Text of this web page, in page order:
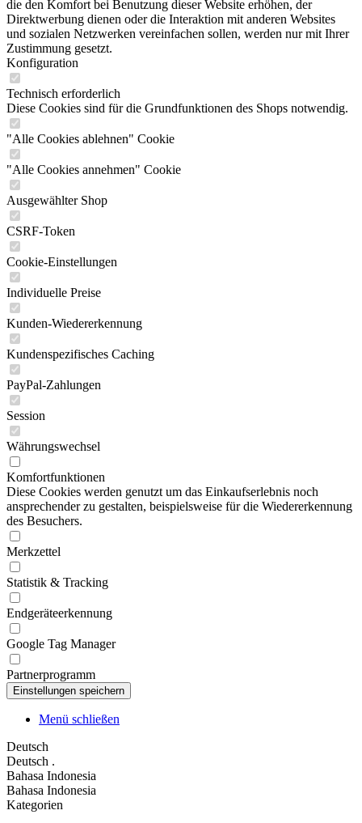
die den Komfort bei Benutzung dieser Website erhöhen, der
Direktwerbung dienen oder die Interaktion mit anderen Websites
und sozialen Netzwerken vereinfachen sollen, werden nur mit Ihrer
Zustimmung gesetzt.
Konfiguration
Technisch erforderlich
Diese Cookies sind für die Grundfunktionen des Shops notwendig.
"Alle Cookies ablehnen" Cookie
"Alle Cookies annehmen" Cookie
Ausgewählter Shop
CSRF-Token
Cookie-Einstellungen
Individuelle Preise
Kunden-Wiedererkennung
Kundenspezifisches Caching
PayPal-Zahlungen
Session
Währungswechsel
Komfortfunktionen
Diese Cookies werden genutzt um das Einkaufserlebnis noch
ansprechender zu gestalten, beispielsweise für die Wiedererkennung
des Besuchers.
Merkzettel
Statistik & Tracking
Endgeräteerkennung
Google Tag Manager
Partnerprogramm
Menü schließen
Deutsch
Deutsch .
Bahasa Indonesia
Bahasa Indonesia
Kategorien